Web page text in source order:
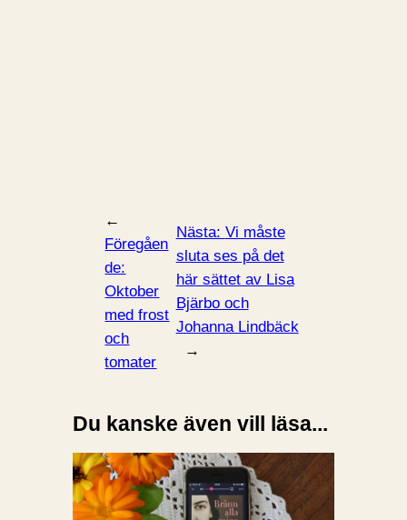
←
Föregåen
de:
Oktober
med frost
och
tomater
Nästa: Vi måste
sluta ses på det
här sättet av Lisa
Bjärbo och
Johanna Lindbäck
→
Du kanske även vill läsa...